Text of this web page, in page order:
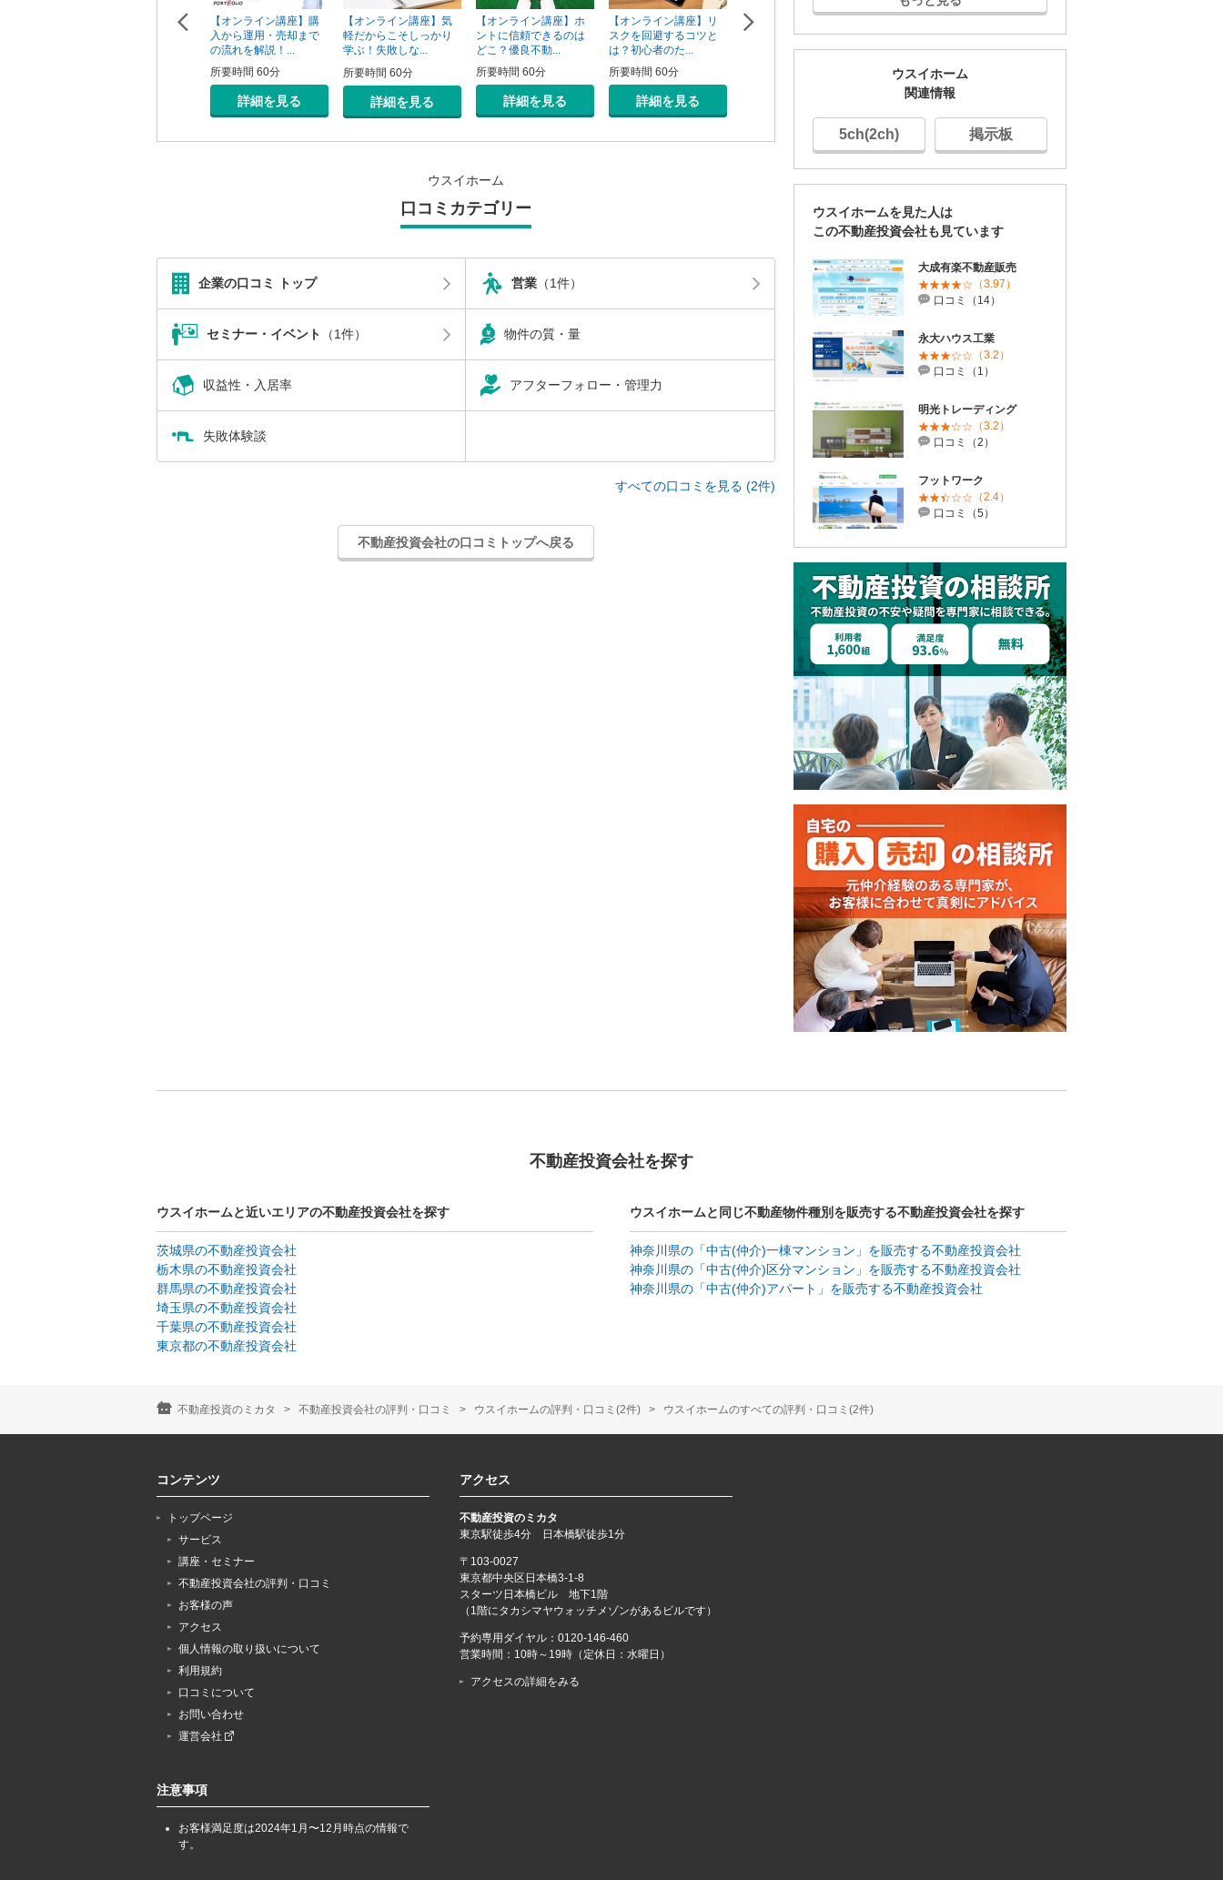
【オンライン講座】次
【オンライン講座】購
入から運用・売却まで
の流れを解説！...
所要時間 60分
詳細を見る
【オンライン講座】気
軽だからこそしっかり
学ぶ！失敗しな...
所要時間 60分
詳細を見る
【オンライン講座】ホ
ントに信頼できるのは
どこ？優良不動...
所要時間 60分
詳細を見る
【オンライン講座】リ
スクを回避するコツと
は？初心者のた...
所要時間 60分
詳細を見る
【オンライン講座】投
資用不動産の売り時・
売り方講座
の一手はどうすべき？
投資用不動産の...
所要時間 60分
詳細を見る
入から運用・売却まで
の流れを解説！...
ウスイホーム
口コミカテゴリー
企業の口コミ トップ 営業 （1件）
セミナー・イベント （1件） 物件の質・量
収益性・入居率 アフターフォロー・管理力
失敗体験談
すべての口コミを見る (2件)
不動産投資会社の口コミトップへ戻る
ウスイホーム
関連情報
5ch(2ch) 掲示板
ウスイホームを見た人は
この不動産投資会社も見ています
大成有楽不動産販売
（3.97）
口コミ（14）
永大ハウス工業
（3.2）
口コミ（1）
明光トレーディング
（3.2）
口コミ（2）
フットワーク
（2.4）
口コミ（5）
不動産投資会社を探す
ウスイホームと近いエリアの不動産投資会社を探す
茨城県の不動産投資会社
栃木県の不動産投資会社
群馬県の不動産投資会社
埼玉県の不動産投資会社
千葉県の不動産投資会社
東京都の不動産投資会社
ウスイホームと同じ不動産物件種別を販売する不動産投資会社を探す
神奈川県の「中古(仲介)一棟マンション」を販売する不動産投資会社
神奈川県の「中古(仲介)区分マンション」を販売する不動産投資会社
神奈川県の「中古(仲介)アパート」を販売する不動産投資会社
不動産投資のミカタ 不動産投資会社の評判・口コミ ウスイホームの評判・口コミ(2件) ウスイホームのすべての評判・口コミ(2件)
コンテンツ
トップページ
サービス
講座・セミナー
不動産投資会社の評判・口コミ
お客様の声
アクセス
個人情報の取り扱いについて
利用規約
口コミについて
お問い合わせ
運営会社
アクセス
不動産投資のミカタ
東京駅徒歩4分 日本橋駅徒歩1分
〒103-0027
東京都中央区日本橋3-1-8
スターツ日本橋ビル 地下1階
（1階にタカシマヤウォッチメゾンがあるビルです）
予約専用ダイヤル：0120-146-460
営業時間：10時～19時（定休日：水曜日）
アクセスの詳細をみる
注意事項
お客様満足度は2024年1月〜12月時点の情報で
す。